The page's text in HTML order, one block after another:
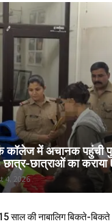
कॉलेज में अचानक पहुंची
छात्र-छात्राओं का
4, 2026
साल की नाबालिग बिकते-